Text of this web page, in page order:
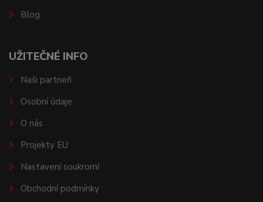
Blog
UŽITEČNÉ INFO
Naši partneři
Osobní údaje
O nás
Projekty EU
Nastavení soukromí
Obchodní podmínky